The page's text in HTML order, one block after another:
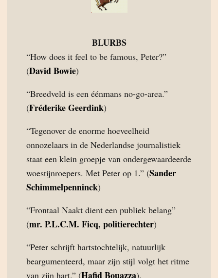
BLURBS
“How does it feel to be famous, Peter?”
(David Bowie)
“Breedveld is een éénmans no-go-area.”
(Fréderike Geerdink)
“Tegenover de enorme hoeveelheid
onnozelaars in de Nederlandse journalistiek
staat een klein groepje van ondergewaardeerde
woestijnroepers. Met Peter op 1.” (Sander
Schimmelpenninck)
“Frontaal Naakt dient een publiek belang”
(mr. P.L.C.M. Ficq, politierechter)
“Peter schrijft hartstochtelijk, natuurlijk
beargumenteerd, maar zijn stijl volgt het ritme
van zijn hart.” (Hafid Bouazza).